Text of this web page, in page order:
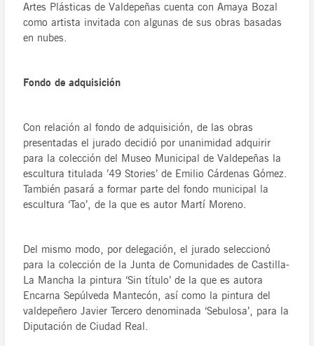
Artes Plásticas de Valdepeñas cuenta con Amaya Bozal
como artista invitada con algunas de sus obras basadas
en nubes.
Fondo de adquisición
Con relación al fondo de adquisición, de las obras
presentadas el jurado decidió por unanimidad adquirir
para la colección del Museo Municipal de Valdepeñas la
escultura titulada ’49 Stories’ de Emilio Cárdenas Gómez.
También pasará a formar parte del fondo municipal la
escultura ‘Tao’, de la que es autor Martí Moreno.
Del mismo modo, por delegación, el jurado seleccionó
para la colección de la Junta de Comunidades de Castilla-
La Mancha la pintura ‘Sin título’ de la que es autora
Encarna Sepúlveda Mantecón, así como la pintura del
valdepeñero Javier Tercero denominada ‘Sebulosa’, para la
Diputación de Ciudad Real.